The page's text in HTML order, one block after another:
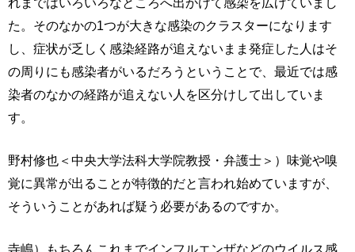
た。そのなかの1つが大きな感染のクラスターになります
し、症状が乏しく感染経路が追えないまま発症した人はそ
の周りにも感染者がいるだろうということで、最近では感
染者のなかの経路が追えない人を区分けして出していま
す。
野村修也＜中央大学法科大学院教授・弁護士＞）味覚や嗅
覚に異常が出ることが特徴的だと言われ始めていますが、
そういうことがあれば疑う必要があるのですか。
寺嶋）もちろんこれまでインフルエンザなどのウイルス感